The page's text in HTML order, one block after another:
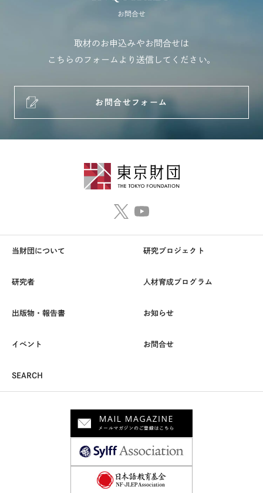
お問合せ
取材のお申込みやお問合せは
こちらのフォームより送信してください。
お問合せフォーム
当財団について 研究プロジェクト
研究者 人材育成プログラム
出版物・報告書 お知らせ
イベント お問合せ
SEARCH